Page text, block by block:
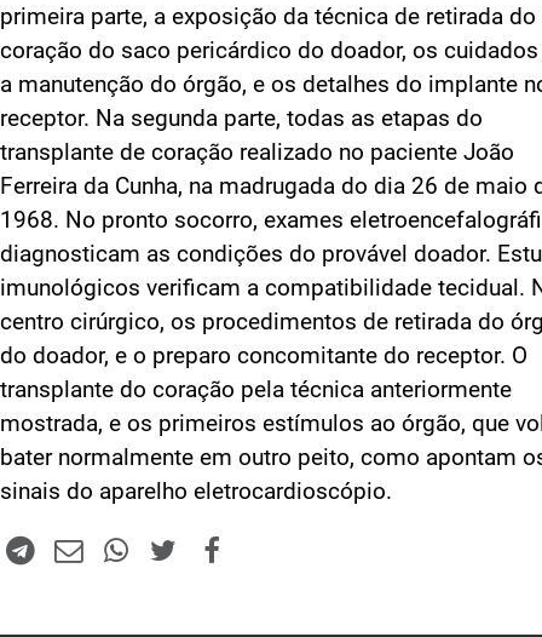
primeira parte, a exposição da técnica de retirada do
coração do saco pericárdico do doador, os
a manutenção do órgão, e os detalhes do implante
receptor. Na segunda parte, todas as etapas do
transplante de coração realizado no paciente João
Ferreira da Cunha, na madrugada do dia 26 de maio
1968. No pronto socorro, exames
diagnosticam as condições do provável doador.
imunológicos verificam a compatibilidade tecidual.
centro cirúrgico, os procedimentos de retirada do
do doador, e o preparo concomitante do receptor. O
transplante do coração pela técnica anteriormente
mostrada, e os primeiros estímulos ao órgão, que
bater normalmente em outro peito, como apontam
sinais do aparelho eletrocardioscópio.